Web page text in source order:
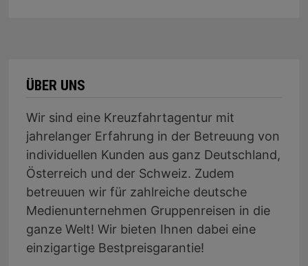
ÜBER UNS
Wir sind eine Kreuzfahrtagentur mit
jahrelanger Erfahrung in der Betreuung von
individuellen Kunden aus ganz Deutschland,
Österreich und der Schweiz. Zudem
betreuuen wir für zahlreiche deutsche
Medienunternehmen Gruppenreisen in die
ganze Welt! Wir bieten Ihnen dabei eine
einzigartige Bestpreisgarantie!